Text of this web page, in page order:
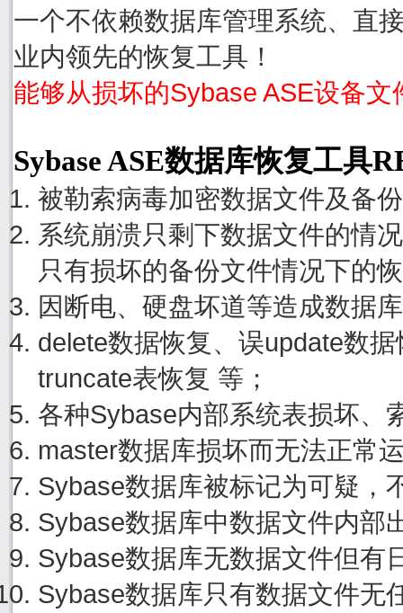
一个不依赖数据库管理系统、直
业内领先的恢复工具！
能够从损坏的Sybase ASE设备
Sybase ASE数据库恢复工具
被勒索病毒加密数据文件及备
系统崩溃只剩下数据文件的情
只有损坏的备份文件情况下的
因断电、硬盘坏道等造成数据
delete数据恢复、误update数
truncate表恢复 等；
各种Sybase内部系统表损坏、
master数据库损坏而无法正常
Sybase数据库被标记为可疑，
Sybase数据库中数据文件内部
Sybase数据库无数据文件但有
Sybase数据库只有数据文件无